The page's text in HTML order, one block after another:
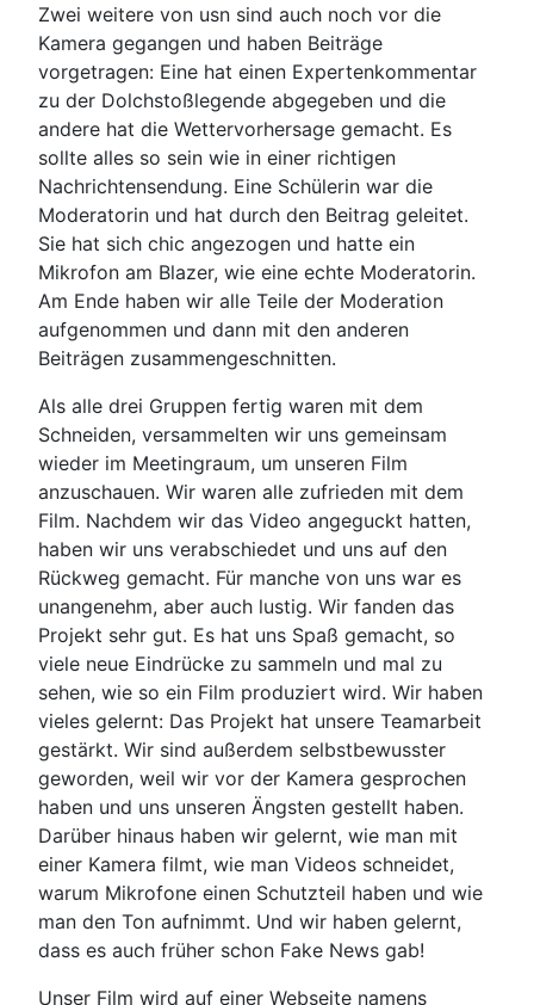
Zwei weitere von usn sind auch noch vor die
Kamera gegangen und haben Beiträge
vorgetragen: Eine hat einen Expertenkommentar
zu der Dolchstoßlegende abgegeben und die
andere hat die Wettervorhersage gemacht. Es
sollte alles so sein wie in einer richtigen
Nachrichtensendung. Eine Schülerin war die
Moderatorin und hat durch den Beitrag geleitet.
Sie hat sich chic angezogen und hatte ein
Mikrofon am Blazer, wie eine echte Moderatorin.
Am Ende haben wir alle Teile der Moderation
aufgenommen und dann mit den anderen
Beiträgen zusammengeschnitten.
Als alle drei Gruppen fertig waren mit dem
Schneiden, versammelten wir uns gemeinsam
wieder im Meetingraum, um unseren Film
anzuschauen. Wir waren alle zufrieden mit dem
Film. Nachdem wir das Video angeguckt hatten,
haben wir uns verabschiedet und uns auf den
Rückweg gemacht. Für manche von uns war es
unangenehm, aber auch lustig. Wir fanden das
Projekt sehr gut. Es hat uns Spaß gemacht, so
viele neue Eindrücke zu sammeln und mal zu
sehen, wie so ein Film produziert wird. Wir haben
vieles gelernt: Das Projekt hat unsere Teamarbeit
gestärkt. Wir sind außerdem selbstbewusster
geworden, weil wir vor der Kamera gesprochen
haben und uns unseren Ängsten gestellt haben.
Darüber hinaus haben wir gelernt, wie man mit
einer Kamera filmt, wie man Videos schneidet,
warum Mikrofone einen Schutzteil haben und wie
man den Ton aufnimmt. Und wir haben gelernt,
dass es auch früher schon Fake News gab!
Unser Film wird auf einer Webseite namens